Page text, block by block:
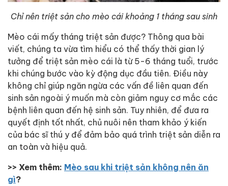
Chỉ nên triệt sản cho mèo cái khoảng 1 tháng sau sinh
Mèo cái mấy tháng triệt sản được? Thông qua bài
viết, chúng ta vừa tìm hiểu có thể thấy thời gian lý
tưởng để triệt sản mèo cái là từ 5-6 tháng tuổi, trước
khi chúng bước vào kỳ động dục đầu tiên. Điều này
không chỉ giúp ngăn ngừa các vấn đề liên quan đến
sinh sản ngoài ý muốn mà còn giảm nguy cơ mắc các
bệnh liên quan đến hệ sinh sản. Tuy nhiên, để đưa ra
quyết định tốt nhất, chủ nuôi nên tham khảo ý kiến
của bác sĩ thú y để đảm bảo quá trình triệt sản diễn ra
an toàn và hiệu quả.
>> Xem thêm: Mèo sau khi triệt sản không nên ăn
gì?